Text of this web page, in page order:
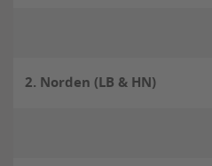
2. Norden (LB & HN)